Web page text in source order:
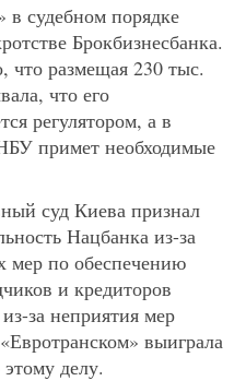
в судебном порядке
Брокбизнесбанка.
что размещая 230 тыс.
что его
регулятором, а в
примет необходимые
суд Киева признал
Нацбанка из-за
мер по обеспечению
и кредиторов
за неприятия мер
выиграла
делу.